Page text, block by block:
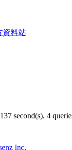
資料站
second(s), 4
Inc.